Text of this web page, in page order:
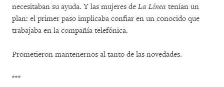
necesitaban su ayuda. Y las mujeres de La Línea tenían un
plan: el primer paso implicaba confiar en un conocido que
trabajaba en la compañía telefónica.
Prometieron mantenernos al tanto de las novedades.
***